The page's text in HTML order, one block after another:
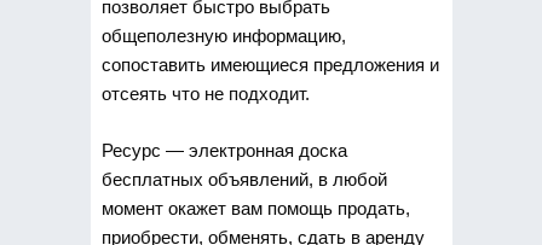
позволяет быстро выбрать
общеполезную информацию,
сопоставить имеющиеся предложения и
отсеять что не подходит.
Ресурс — электронная доска
бесплатных объявлений, в любой
момент окажет вам помощь продать,
приобрести, обменять, сдать в аренду